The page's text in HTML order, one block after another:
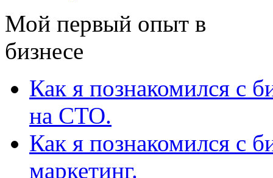
Мой первый опыт в
бизнесе
Как я познакомился с
на СТО.
Как я познакомился с
маркетинг.